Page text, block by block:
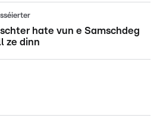
hate vun e Samschdeg
ze dinn